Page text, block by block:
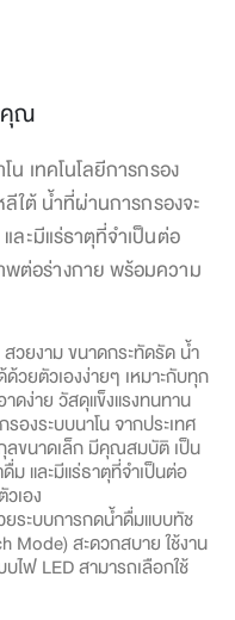
คุณ
น เทคโนโลยีการกรอง
ลีใต้ น้ำที่ผ่านการกรองจะ
ละมีแร่ธาตุที่จำเป็นต่อ
ต่อร่างกาย พร้อมความ
สวยงาม ขนาดกระทัดรัด น้ำ
วยตัวเองง่ายๆ เหมาะกับทุก
ดง่าย วัสดุแข็งแรงทนทาน
รองระบบนาโน จากประเทศ
ลขนาดเล็ก มีคุณสมบัติ เป็น
ม และมีแร่ธาตุที่จำเป็นต่อ
เอง
ระบบการกดน้ำดื่มแบบทัช
Mode) สะดวกสบาย ใช้งาน
ฟ LED สามารถเลือกใช้